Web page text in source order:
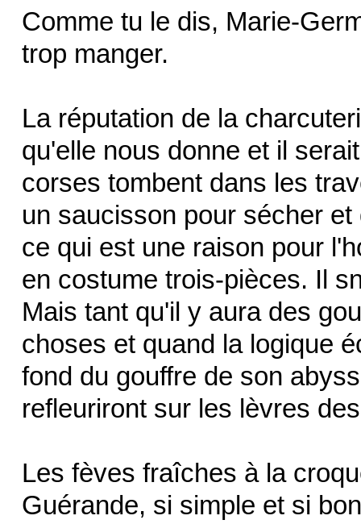
Comme tu le dis, Marie-
trop manger.
La réputation de la
qu'elle nous donne et il
corses tombent dans les
un saucisson pour sécher
ce qui est une raison pour
en costume trois-pièces. Il
Mais tant qu'il y aura des
choses et quand la logique
fond du gouffre de son
refleuriront sur les lèvres
Les fèves fraîches à la
Guérande, si simple et si